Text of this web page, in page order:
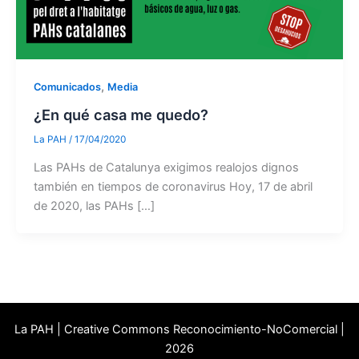
Comunicados, Media
¿En qué casa me quedo?
La PAH / 17/04/2020
Las PAHs de Catalunya exigimos realojos dignos
también en tiempos de coronavirus Hoy, 17 de abril
de 2020, las PAHs […]
La PAH | Creative Commons Reconocimiento-NoComercial |
2026